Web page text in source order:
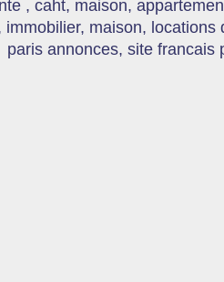
, caht, maison,
immobilier, maison,
paris annonces, site francais